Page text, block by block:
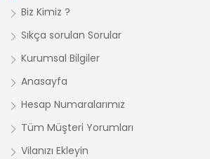
Biz Kimiz ?
Sıkça sorulan Sorular
Kurumsal Bilgiler
Anasayfa
Hesap Numaralarımız
Tüm Müşteri Yorumları
Vilanızı Ekleyin